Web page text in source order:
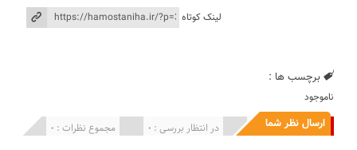
لینک کوتاه
برچسب ها :
ناموجود
ارسال نظر شما مجموع نظرات : 0 در انتظار بررسی : 0 انتشار یافته : 0